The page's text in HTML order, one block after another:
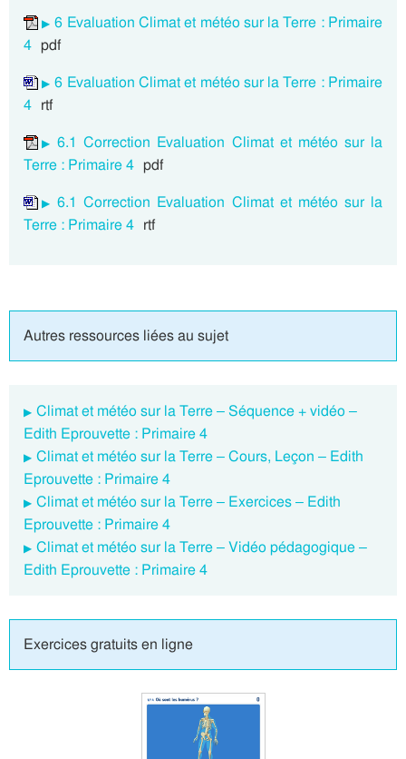
6 Evaluation Climat et météo sur la Terre : Primaire
4 pdf
6 Evaluation Climat et météo sur la Terre : Primaire
4 rtf
6.1 Correction Evaluation Climat et météo sur la
Terre : Primaire 4 pdf
6.1 Correction Evaluation Climat et météo sur la
Terre : Primaire 4 rtf
Autres ressources liées au sujet
Climat et météo sur la Terre – Séquence + vidéo –
Edith Eprouvette : Primaire 4
Climat et météo sur la Terre – Cours, Leçon – Edith
Eprouvette : Primaire 4
Climat et météo sur la Terre – Exercices – Edith
Eprouvette : Primaire 4
Climat et météo sur la Terre – Vidéo pédagogique –
Edith Eprouvette : Primaire 4
Exercices gratuits en ligne